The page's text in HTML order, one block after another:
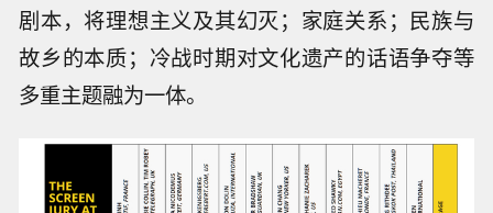
剧本，将理想主义及其幻灭；家庭关系；民族与
故乡的本质；冷战时期对文化遗产的话语争夺等
多重主题融为一体。